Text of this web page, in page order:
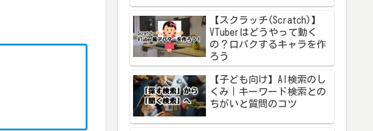
【スクラッチ(Scratch)】
VTuberはどうやって動く
の？口パクするキャラを作
ろう
【子ども向け】AI検索のし
くみ｜キーワード検索との
ちがいと質問のコツ